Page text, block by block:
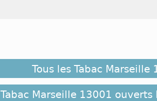
Tous les Tabac Marseille
Tabac Marseille 13001 ouverts